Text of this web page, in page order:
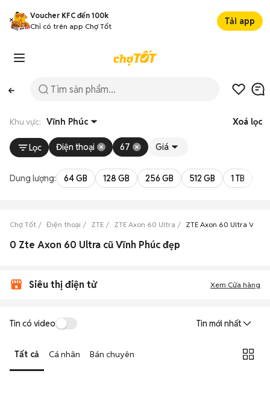
Voucher KFC đến 100k
Chỉ có trên app Chợ Tốt
Tải app
Khu vực: Vĩnh Phúc Xoá lọc
Lọc Điện thoại 67 Giá
Dung lượng: 64 GB 128 GB 256 GB 512 GB 1 TB
Chợ Tốt Điện thoại ZTE ZTE Axon 60 Ultra ZTE Axon 60 Ultra Vĩnh
0 Zte Axon 60 Ultra cũ Vĩnh Phúc đẹp
Siêu thị điện tử Xem Cửa hàng
Tin có video Tin mới nhất
Tất cả Cá nhân Bán chuyên